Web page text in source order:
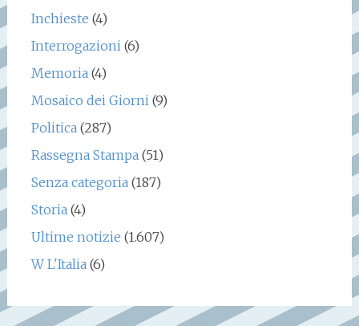
Inchieste (4)
Interrogazioni(6)
Memoria(4)
Mosaico dei Giorni(9)
Politica(287)
Rassegna Stampa(51)
Senza categoria(187)
Storia(4)
Ultime notizie (1.607)
W L'Italia(6)